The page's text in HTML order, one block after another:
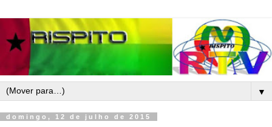
▼
domingo, 12 de julho de 2015